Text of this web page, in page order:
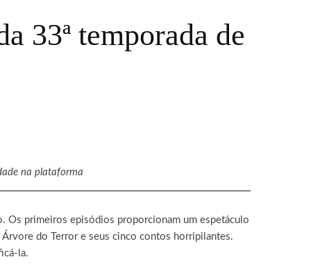
33ª temporada de
na plataforma
Os primeiros episódios proporcionam um espetáculo
do Terror e seus cinco contos horripilantes.
la.